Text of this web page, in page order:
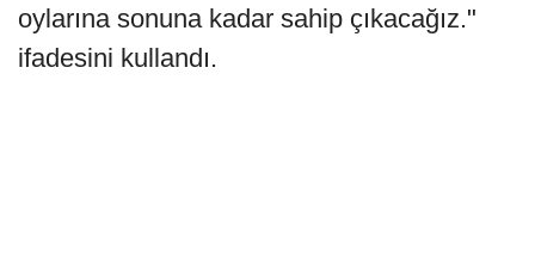
oylarına sonuna kadar sahip çıkacağız."
ifadesini kullandı.